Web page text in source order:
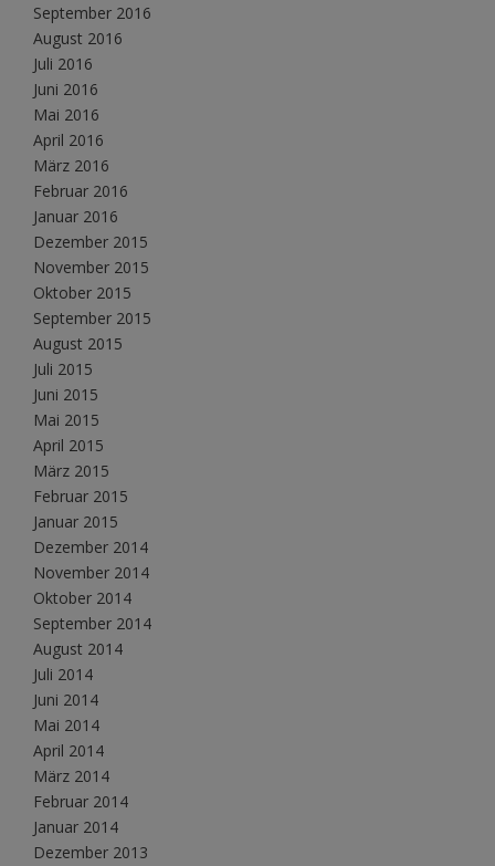
September 2016
August 2016
Juli 2016
Juni 2016
Mai 2016
April 2016
März 2016
Februar 2016
Januar 2016
Dezember 2015
November 2015
Oktober 2015
September 2015
August 2015
Juli 2015
Juni 2015
Mai 2015
April 2015
März 2015
Februar 2015
Januar 2015
Dezember 2014
November 2014
Oktober 2014
September 2014
August 2014
Juli 2014
Juni 2014
Mai 2014
April 2014
März 2014
Februar 2014
Januar 2014
Dezember 2013